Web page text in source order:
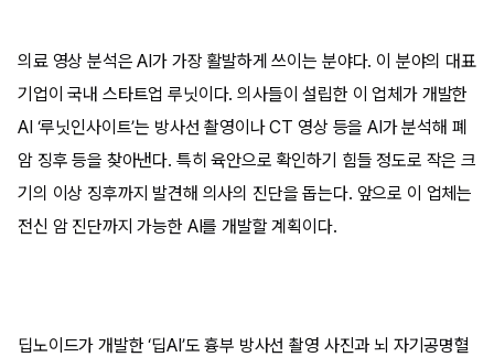
의료 영상 분석은 AI가 가장 활발하게 쓰이는 분야다. 이 분야의 대표
기업이 국내 스타트업 루닛이다. 의사들이 설립한 이 업체가 개발한
AI ‘루닛인사이트’는 방사선 촬영이나 CT 영상 등을 AI가 분석해 폐
암 징후 등을 찾아낸다. 특히 육안으로 확인하기 힘들 정도로 작은 크
기의 이상 징후까지 발견해 의사의 진단을 돕는다. 앞으로 이 업체는
전신 암 진단까지 가능한 AI를 개발할 계획이다.
딥노이드가 개발한 ‘딥AI’도 흉부 방사선 촬영 사진과 뇌 자기공명혈